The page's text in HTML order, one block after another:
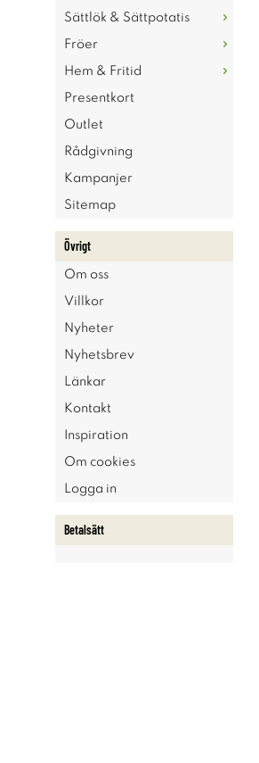
Sättlök & Sättpotatis
Fröer
Hem & Fritid
Presentkort
Outlet
Rådgivning
Kampanjer
Sitemap
Övrigt
Om oss
Villkor
Nyheter
Nyhetsbrev
Länkar
Kontakt
Inspiration
Om cookies
Logga in
Betalsätt